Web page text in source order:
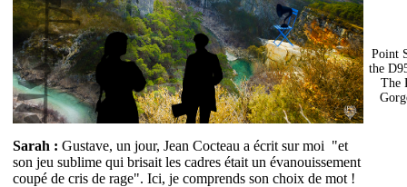
Sarah : Gustave, un jour, Jean Cocteau a écrit sur moi "et
son jeu sublime qui brisait les cadres était un évanouissement
coupé de cris de rage". Ici, je comprends son choix de mot !
Point
the
The